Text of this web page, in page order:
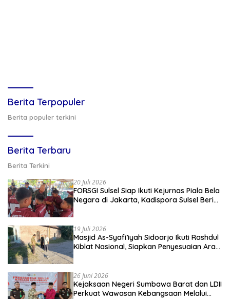
Berita Terpopuler
Berita populer terkini
Berita Terbaru
Berita Terkini
20 Juli 2026
FORSGI Sulsel Siap Ikuti Kejurnas Piala Bela
Negara di Jakarta, Kadispora Sulsel Beri
19 Juli 2026
Masjid As-Syafi’iyah Sidoarjo Ikuti Rashdul
Kiblat Nasional, Siapkan Penyesuaian Arah
26 Juni 2026
Kejaksaan Negeri Sumbawa Barat dan LDII
Perkuat Wawasan Kebangsaan Melalui